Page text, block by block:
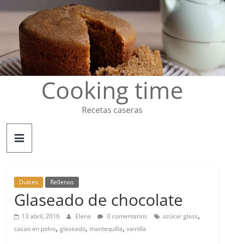
contenido
Cooking time
Recetas caseras
Dulces Rellenos
Glaseado de chocolate
13 abril, 2016 Elena 0 comentarios azúcar glass,
cacao en polvo,glaseado, mantequilla,vainilla